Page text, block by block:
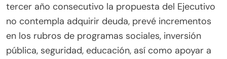
tercer año consecutivo la propuesta del Ejecutivo
no contempla adquirir deuda, prevé incrementos
en los rubros de programas sociales, inversión
pública, seguridad, educación, así como apoyar a